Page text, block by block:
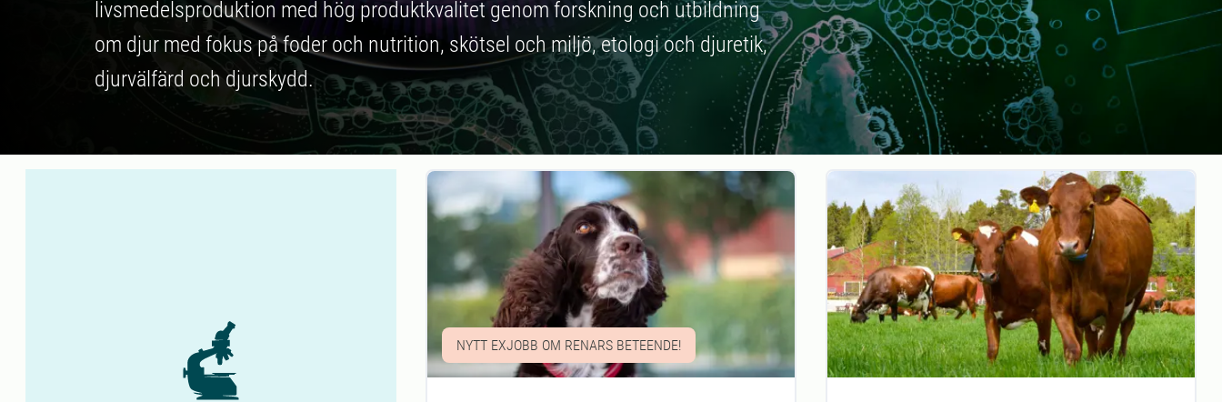
livsmedelsproduktion med hög produktkvalitet genom forskning och utbildning
om djur med fokus på foder och nutrition, skötsel och miljö, etologi och djuretik,
djurvälfärd och djurskydd.
NYTT EXJOBB OM RENARS BETEENDE!